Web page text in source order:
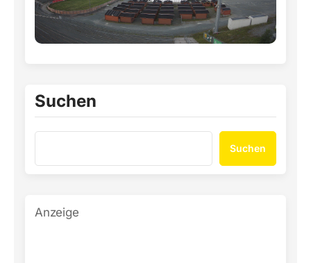
Suchen
Suchen
Anzeige